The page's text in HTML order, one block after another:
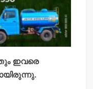
ഇവരെ